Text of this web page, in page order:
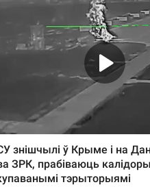
запретил в США
туризм» для
категорий
1